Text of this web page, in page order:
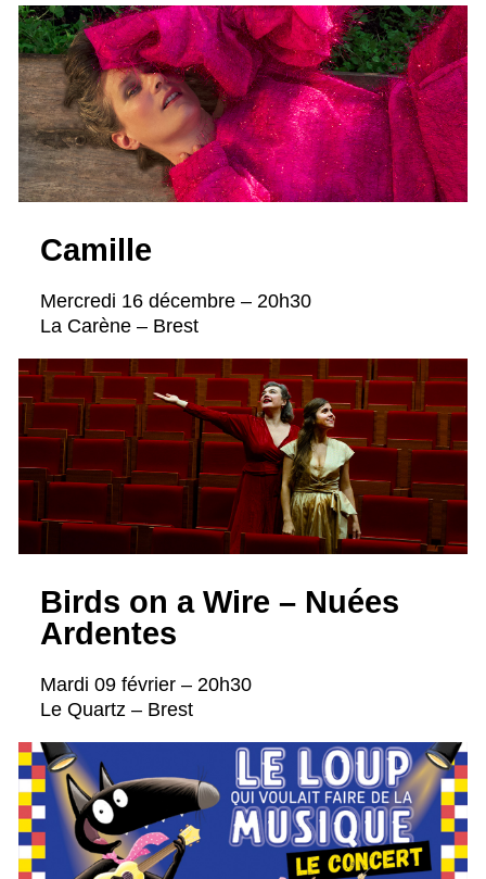
Camille
Mercredi 16 décembre – 20h30
La Carène – Brest
Birds on a Wire – Nuées
Ardentes
Mardi 09 février – 20h30
Le Quartz – Brest